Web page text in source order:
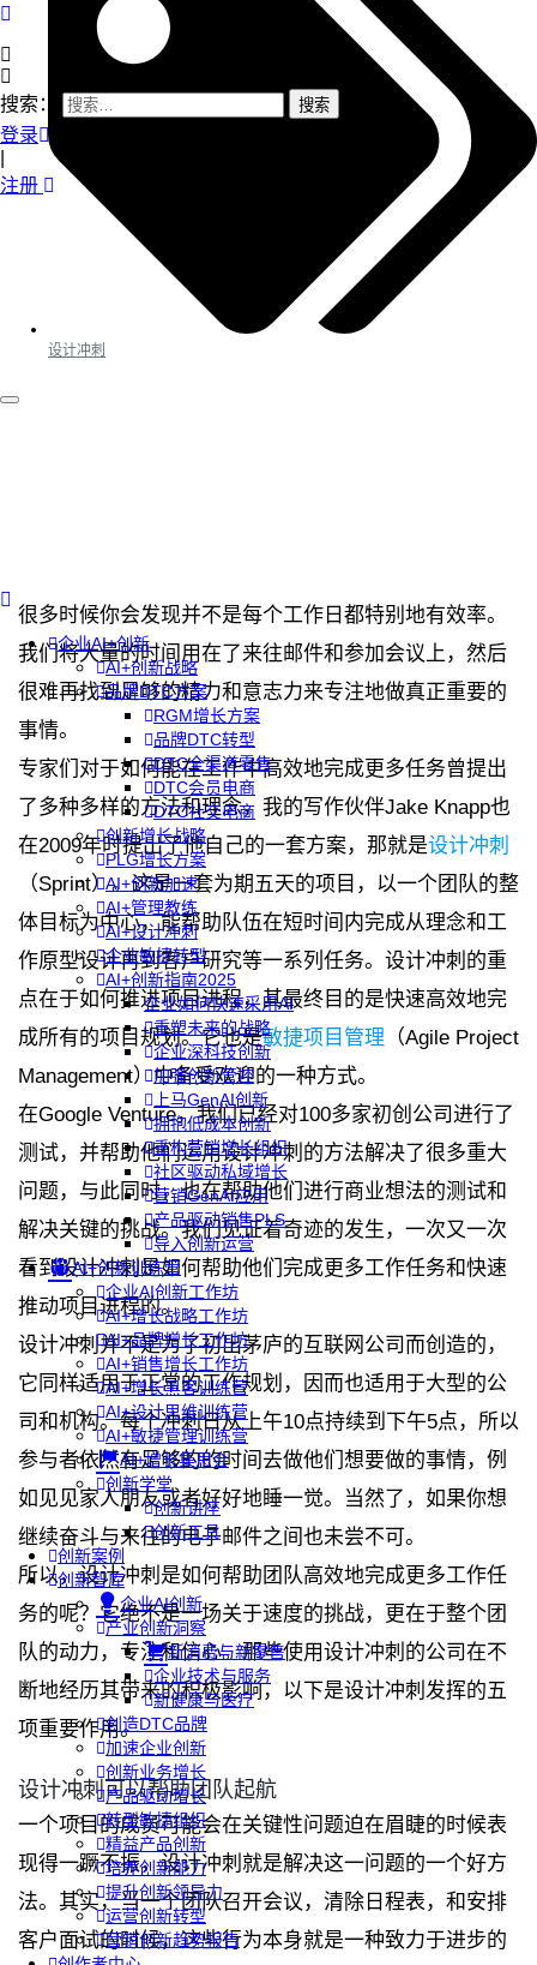
搜索：
登录
注册
企业AI+创新
AI+创新战略
品牌DTC方案
RGM增长方案
品牌DTC转型
DTC全渠道零售
DTC会员电商
DTC社交电商
创新增长战略
PLG增长方案
AI+创新加速
AI+管理教练
AI+设计冲刺
企业敏捷转型
AI+创新指南2025
企业如何快速采用AI
重塑未来的战略
企业深科技创新
加强创新管控
上马GenAI创新
拥抱低成本创新
重构营销增长组织
社区驱动私域增长
营销GenAI应用
产品驱动销售PLS
导入创新运营
AI+创新训练营
企业AI创新工作坊
AI+增长战略工作坊
AI+品牌增长工作坊
AI+销售增长工作坊
AI+增长黑客训练营
AI+设计思维训练营
AI+敏捷管理训练营
AI+增长集思会
创新学堂
创新讲座
创新工具
创新案例
创新智库
企业AI创新
产业创新洞察
新消费与新零售
企业技术与服务
新健康与医疗
创造DTC品牌
加速企业创新
创新业务增长
产品驱动增长
转型敏捷组织
精益产品创新
培养创新能力
提升创新领导力
运营创新转型
营销创新趋势报告
设计冲刺
很多时候你会发现并不是每个工作日都特别地有效率。
我们将大量的时间用在了来往邮件和参加会议上，然后
很难再找到足够的精力和意志力来专注地做真正重要的
事情。
专家们对于如何能在工作中高效地完成更多任务曾提出
了多种多样的方法和理念，我的写作伙伴Jake Knapp也
在2009年时提出了他自己的一套方案，那就是设计冲刺
（Sprint）。这是一套为期五天的项目，以一个团队的整
体目标为中心，能帮助队伍在短时间内完成从理念和工
作原型设计再到客户研究等一系列任务。设计冲刺的重
点在于如何推进项目进程，其最终目的是快速高效地完
成所有的项目规划。它也是敏捷项目管理 （Agile Project
Management）中备受欢迎的一种方式。
在Google Venture，我们已经对100多家初创公司进行了
测试，并帮助他们运用设计冲刺的方法解决了很多重大
问题，与此同时，也在帮助他们进行商业想法的测试和
解决关键的挑战。我们见证着奇迹的发生，一次又一次
看到设计冲刺是如何帮助他们完成更多工作任务和快速
推动项目进程的。
设计冲刺并不是为了初出茅庐的互联网公司而创造的，
它同样适用于正常的工作规划，因而也适用于大型的公
司和机构。每个冲刺日从上午10点持续到下午5点，所以
参与者依然有足够的的时间去做他们想要做的事情，例
如见见家人朋友或者好好地睡一觉。当然了，如果你想
继续奋斗与来往的电子邮件之间也未尝不可。
所以，设计冲刺是如何帮助团队高效地完成更多工作任
务的呢？它绝不是一场关于速度的挑战，更在于整个团
队的动力，专注和信心。那些使用设计冲刺的公司在不
断地经历其带来的积极影响，以下是设计冲刺发挥的五
项重要作用。
设计冲刺可以帮助团队起航
一个项目的成员可能会在关键性问题迫在眉睫的时候表
现得一蹶不振，设计冲刺就是解决这一问题的一个好方
法。其实，当一个团队召开会议，清除日程表，和安排
客户面试的时候，这些行为本身就是一种致力于进步的